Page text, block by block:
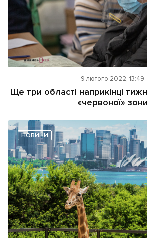
9 лютого 2022, 13:49
Ще три області наприкінці
«червоної» зони
НОВИНИ